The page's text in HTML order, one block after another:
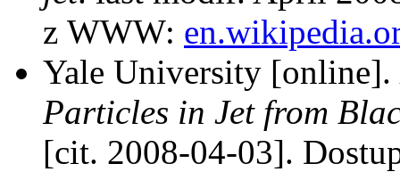
z WWW:
Yale University [online].
Particles in Jet from
[cit. 2008-04-03].